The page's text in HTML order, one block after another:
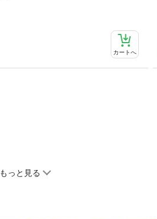
カートへ
もっと見る